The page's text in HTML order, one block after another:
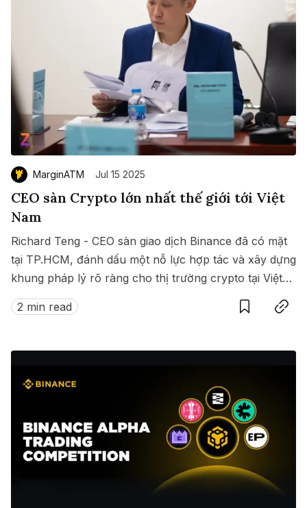
MarginATM Jul 15 2025
CEO sàn Crypto lớn nhất thế giới tới Việt
Nam
Richard Teng - CEO sàn giao dịch Binance đã có mặt
tại TP.HCM, đánh dấu một nỗ lực hợp tác và xây dựng
khung pháp lý rõ ràng cho thị trường crypto tại Việt
Nam.
2 min read
SaveCopy link